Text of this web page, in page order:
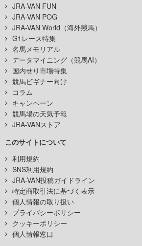
JRA-VAN FUN
JRA-VAN POG
JRA-VAN World（海外競馬）
G1レース特集
名馬メモリアル
データマイニング（競馬AI）
国内せり市場特集
競馬ビギナー向け
コラム
キャンペーン
競馬場の天気予報
JRA-VANストア
このサイトについて
利用規約
SNS利用規約
JRA-VAN投稿ガイドライン
特定商取引法に基づく表示
個人情報の取り扱い
プライバシーポリシー
クッキーポリシー
個人情報窓口